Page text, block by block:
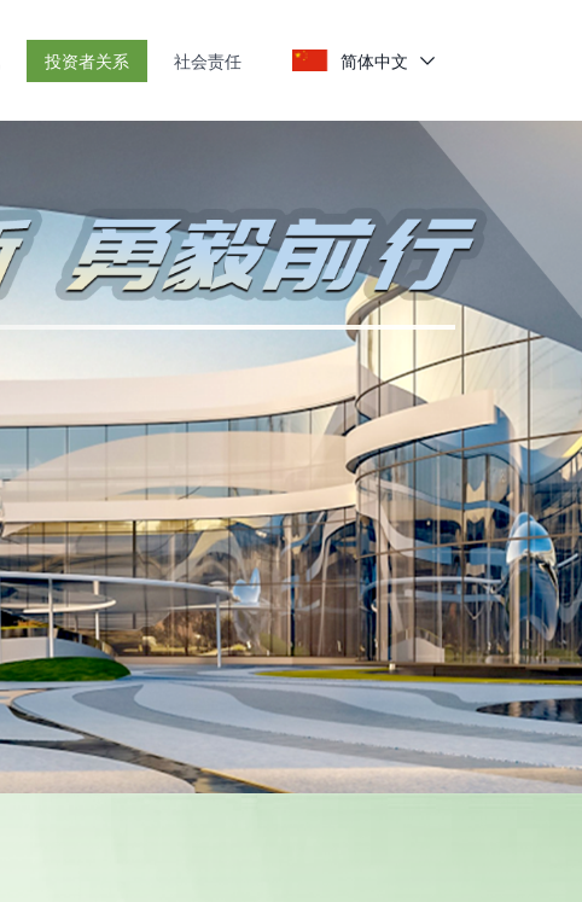
投资者关系 社会责任 简体中文